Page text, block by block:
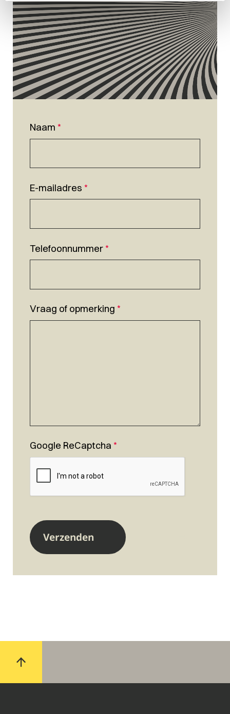
Naam *
E-mailadres *
Telefoonnummer*
Vraag of opmerking *
Google ReCaptcha *